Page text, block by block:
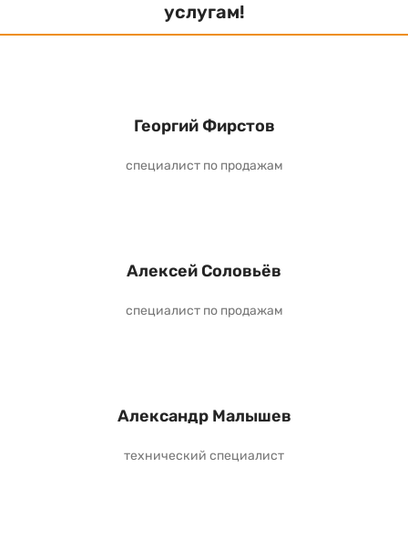
услугам!
Георгий Фирстов
специалист по продажам
Алексей Соловьёв
специалист по продажам
Александр Малышев
технический специалист